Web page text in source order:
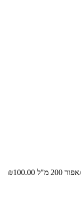
מ"ל
₪100.00